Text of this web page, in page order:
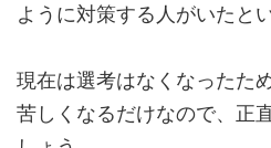
ように対策する人がいたと
現在は選考はなくなったた
苦しくなるだけなので、正